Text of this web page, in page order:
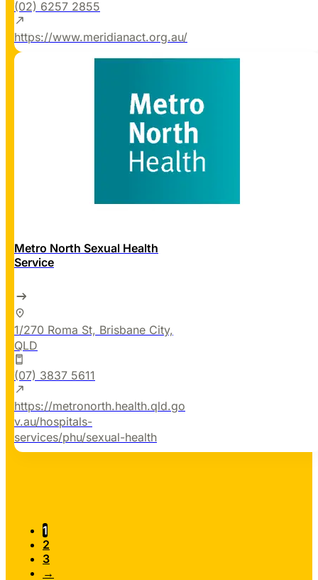
(02) 6257 2855
https://www.meridianact.org.au/
Metro North Sexual Health
Service
1/270 Roma St, Brisbane City,
QLD
(07) 3837 5611
https://metronorth.health.qld.go
v.au/hospitals-
services/phu/sexual-health
1
2
3
→